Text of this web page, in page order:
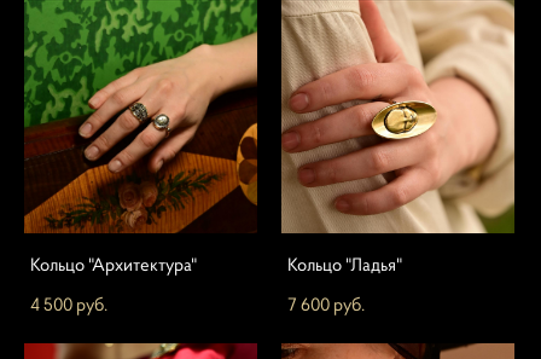
Кольцо "Архитектура"
4 500 pуб.
Кольцо "Ладья"
7 600 pуб.